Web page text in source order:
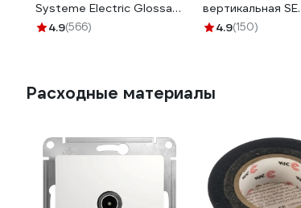
Systeme Electric Glossa
графит GSL001302
4.9(566)
вертикальная SE
GSL001306
4.9(150)
Расходные материалы